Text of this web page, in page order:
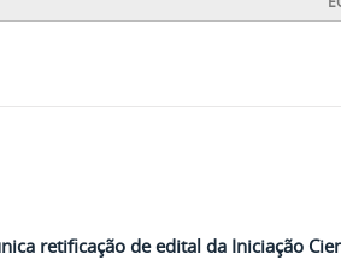
retificação de edital da Iniciação